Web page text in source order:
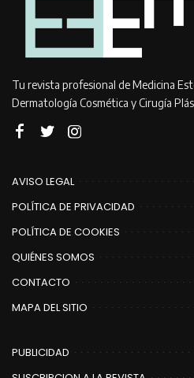
Tu revista profesional de Medicina
Dermatología Cosmética y Cirugía
AVISO LEGAL
POLÍTICA DE PRIVACIDAD
POLÍTICA DE COOKIES
QUIÉNES SOMOS
CONTACTO
MAPA DEL SITIO
PUBLICIDAD